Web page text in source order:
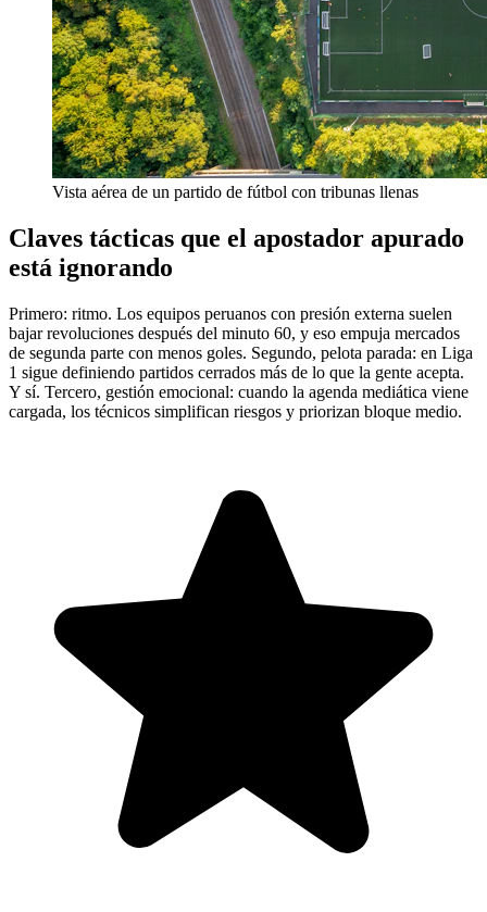
Vista aérea de un partido de fútbol con tribunas llenas
Claves tácticas que el apostador apurado
está ignorando
Primero: ritmo. Los equipos peruanos con presión externa suelen
bajar revoluciones después del minuto 60, y eso empuja mercados
de segunda parte con menos goles. Segundo, pelota parada: en Liga
1 sigue definiendo partidos cerrados más de lo que la gente acepta.
Y sí. Tercero, gestión emocional: cuando la agenda mediática viene
cargada, los técnicos simplifican riesgos y priorizan bloque medio.